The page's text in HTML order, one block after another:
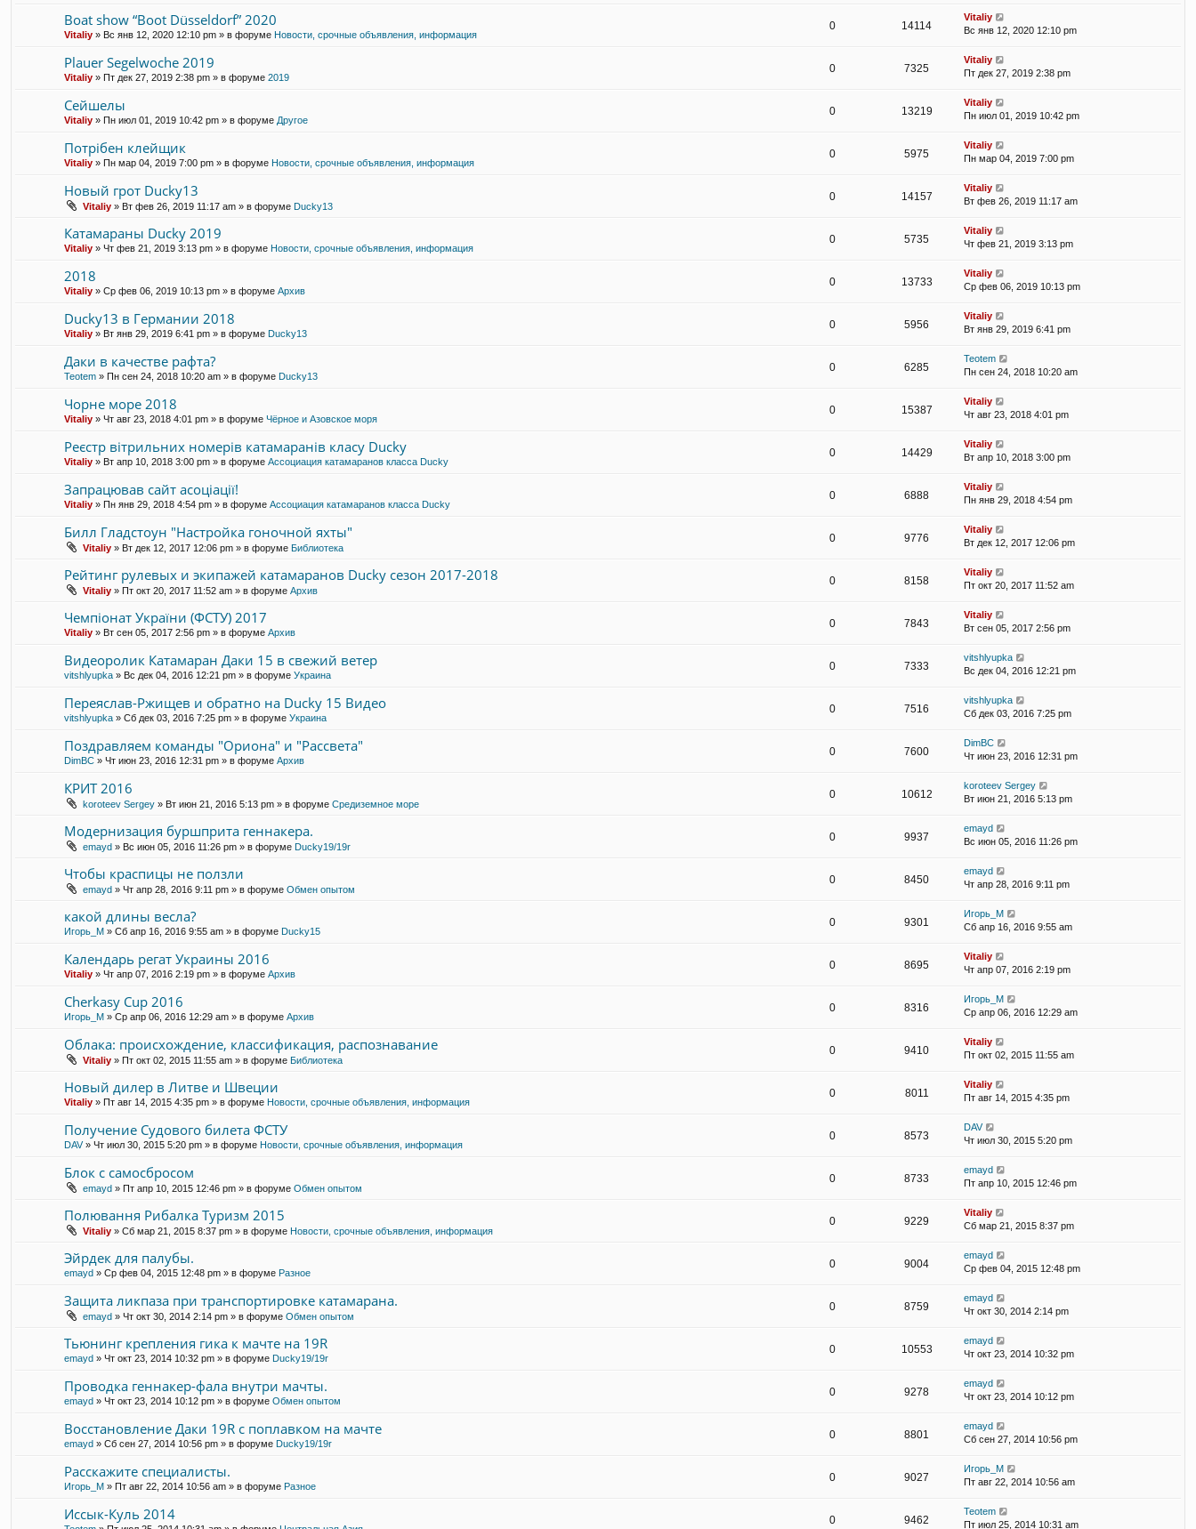
Boat show “Boot Düsseldorf” 2020
Vitaliy » Вс янв 12, 2020 12:10 pm » в форуме Новости, срочные объявления, информация
0 14114
Vitaliy
Вс янв 12, 2020 12:10 pm
Plauer Segelwoche 2019
Vitaliy » Пт дек 27, 2019 2:38 pm » в форуме 2019
0 7325
Vitaliy
Пт дек 27, 2019 2:38 pm
Сейшелы
Vitaliy » Пн июл 01, 2019 10:42 pm » в форуме Другое
0 13219
Vitaliy
Пн июл 01, 2019 10:42 pm
Потрібен клейщик
Vitaliy » Пн мар 04, 2019 7:00 pm » в форуме Новости, срочные объявления, информация
0 5975
Vitaliy
Пн мар 04, 2019 7:00 pm
Новый грот Ducky13
Vitaliy » Вт фев 26, 2019 11:17 am » в форуме Ducky13
0 14157
Vitaliy
Вт фев 26, 2019 11:17 am
Катамараны Ducky 2019
Vitaliy » Чт фев 21, 2019 3:13 pm » в форуме Новости, срочные объявления, информация
0 5735
Vitaliy
Чт фев 21, 2019 3:13 pm
2018
Vitaliy » Ср фев 06, 2019 10:13 pm » в форуме Архив
0 13733
Vitaliy
Ср фев 06, 2019 10:13 pm
Ducky13 в Германии 2018
Vitaliy » Вт янв 29, 2019 6:41 pm » в форуме Ducky13
0 5956
Vitaliy
Вт янв 29, 2019 6:41 pm
Даки в качестве рафта?
Teotem » Пн сен 24, 2018 10:20 am » в форуме Ducky13
0 6285
Teotem
Пн сен 24, 2018 10:20 am
Чорне море 2018
Vitaliy » Чт авг 23, 2018 4:01 pm » в форуме Чёрное и Азовское моря
0 15387
Vitaliy
Чт авг 23, 2018 4:01 pm
Реєстр вітрильних номерів катамаранів класу Ducky
Vitaliy » Вт апр 10, 2018 3:00 pm » в форуме Ассоциация катамаранов класса Ducky
0 14429
Vitaliy
Вт апр 10, 2018 3:00 pm
Запрацював сайт асоціації!
Vitaliy » Пн янв 29, 2018 4:54 pm » в форуме Ассоциация катамаранов класса Ducky
0 6888
Vitaliy
Пн янв 29, 2018 4:54 pm
Билл Гладстоун "Настройка гоночной яхты"
Vitaliy » Вт дек 12, 2017 12:06 pm » в форуме Библиотека
0 9776
Vitaliy
Вт дек 12, 2017 12:06 pm
Рейтинг рулевых и экипажей катамаранов Ducky сезон 2017-2018
Vitaliy » Пт окт 20, 2017 11:52 am » в форуме Архив
0 8158
Vitaliy
Пт окт 20, 2017 11:52 am
Чемпіонат України (ФСТУ) 2017
Vitaliy » Вт сен 05, 2017 2:56 pm » в форуме Архив
0 7843
Vitaliy
Вт сен 05, 2017 2:56 pm
Видеоролик Катамаран Даки 15 в свежий ветер
vitshlyupka » Вс дек 04, 2016 12:21 pm » в форуме Украина
0 7333
vitshlyupka
Вс дек 04, 2016 12:21 pm
Переяслав-Ржищев и обратно на Ducky 15 Видео
vitshlyupka » Сб дек 03, 2016 7:25 pm » в форуме Украина
0 7516
vitshlyupka
Сб дек 03, 2016 7:25 pm
Поздравляем команды "Ориона" и "Рассвета"
DimBC » Чт июн 23, 2016 12:31 pm » в форуме Архив
0 7600
DimBC
Чт июн 23, 2016 12:31 pm
КРИТ 2016
koroteev Sergey » Вт июн 21, 2016 5:13 pm » в форуме Средиземное море
0 10612
koroteev Sergey
Вт июн 21, 2016 5:13 pm
Модернизация буршприта геннакера.
emayd » Вс июн 05, 2016 11:26 pm » в форуме Ducky19/19r
0 9937
emayd
Вс июн 05, 2016 11:26 pm
Чтобы краспицы не ползли
emayd » Чт апр 28, 2016 9:11 pm » в форуме Обмен опытом
0 8450
emayd
Чт апр 28, 2016 9:11 pm
какой длины весла?
Игорь_М » Сб апр 16, 2016 9:55 am » в форуме Ducky15
0 9301
Игорь_М
Сб апр 16, 2016 9:55 am
Календарь регат Украины 2016
Vitaliy » Чт апр 07, 2016 2:19 pm » в форуме Архив
0 8695
Vitaliy
Чт апр 07, 2016 2:19 pm
Cherkasy Cup 2016
Игорь_М » Ср апр 06, 2016 12:29 am » в форуме Архив
0 8316
Игорь_М
Ср апр 06, 2016 12:29 am
Облака: происхождение, классификация, распознавание
Vitaliy » Пт окт 02, 2015 11:55 am » в форуме Библиотека
0 9410
Vitaliy
Пт окт 02, 2015 11:55 am
Новый дилер в Литве и Швеции
Vitaliy » Пт авг 14, 2015 4:35 pm » в форуме Новости, срочные объявления, информация
0 8011
Vitaliy
Пт авг 14, 2015 4:35 pm
Получение Судового билета ФСТУ
DAV» Чт июл 30, 2015 5:20 pm » в форуме Новости, срочные объявления, информация
0 8573
DAV
Чт июл 30, 2015 5:20 pm
Блок с самосбросом
emayd » Пт апр 10, 2015 12:46 pm » в форуме Обмен опытом
0 8733
emayd
Пт апр 10, 2015 12:46 pm
Полювання Рибалка Туризм 2015
Vitaliy » Сб мар 21, 2015 8:37 pm » в форуме Новости, срочные объявления, информация
0 9229
Vitaliy
Сб мар 21, 2015 8:37 pm
Эйрдек для палубы.
emayd » Ср фев 04, 2015 12:48 pm » в форуме Разное
0 9004
emayd
Ср фев 04, 2015 12:48 pm
Защита ликпаза при транспортировке катамарана.
emayd » Чт окт 30, 2014 2:14 pm » в форуме Обмен опытом
0 8759
emayd
Чт окт 30, 2014 2:14 pm
Тьюнинг крепления гика к мачте на 19R
emayd » Чт окт 23, 2014 10:32 pm » в форуме Ducky19/19r
0 10553
emayd
Чт окт 23, 2014 10:32 pm
Проводка геннакер-фала внутри мачты.
emayd » Чт окт 23, 2014 10:12 pm » в форуме Обмен опытом
0 9278
emayd
Чт окт 23, 2014 10:12 pm
Восстановление Даки 19R с поплавком на мачте
emayd » Сб сен 27, 2014 10:56 pm » в форуме Ducky19/19r
0 8801
emayd
Сб сен 27, 2014 10:56 pm
Расскажите специалисты.
Игорь_М » Пт авг 22, 2014 10:56 am » в форуме Разное
0 9027
Игорь_М
Пт авг 22, 2014 10:56 am
Иссык-Куль 2014 0 9462
Teotem
Пт июл 25, 2014 10:31 am